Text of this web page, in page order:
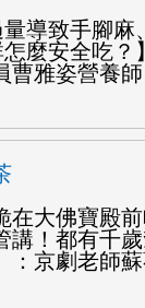
量導致手腳麻
麼安全吃？
曹雅姿營養
在大佛寶殿
講！都有千
：京劇老師